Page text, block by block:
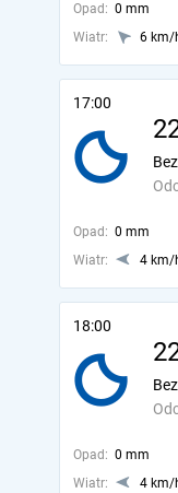
Opad: 0 mm
Wiatr:
6 km/
17:00
Opad: 0 mm
Wiatr:
4 km/
18:00
Opad: 0 mm
Wiatr:
4 km/